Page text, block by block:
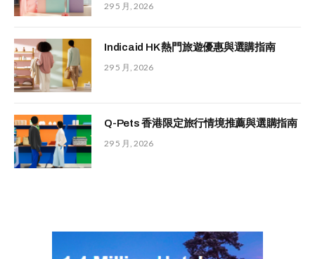
29 5 月, 2026
Indicaid HK 熱門旅遊優惠與選購指南
29 5 月, 2026
Q-Pets 香港限定旅行情境推薦與選購指南
29 5 月, 2026